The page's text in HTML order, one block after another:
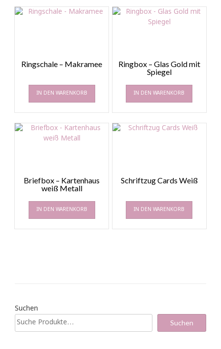
Ringschale – Makramee
IN DEN WARENKORB
Ringbox – Glas Gold mit
Spiegel
IN DEN WARENKORB
Briefbox – Kartenhaus
weiß Metall
IN DEN WARENKORB
Schriftzug Cards Weiß
IN DEN WARENKORB
Suchen
Suchen